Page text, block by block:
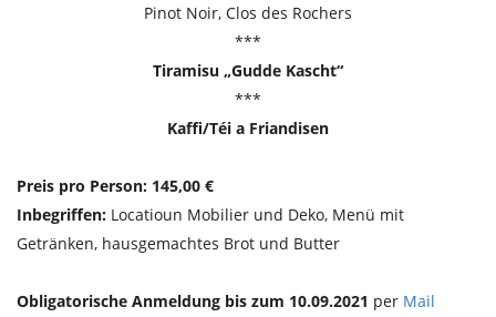
Pinot Noir, Clos des Rochers
***
Tiramisu „Gudde Kascht“
***
Kaffi/Téi a Friandisen
Preis pro Person: 145,00 €
Inbegriffen: Locatioun Mobilier und Deko, Menü mit
Getränken, hausgemachtes Brot und Butter
Obligatorische Anmeldung bis zum 10.09.2021 per Mail